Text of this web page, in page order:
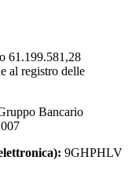
61.199.581,28
al registro delle
Bancario
9GHPHLV